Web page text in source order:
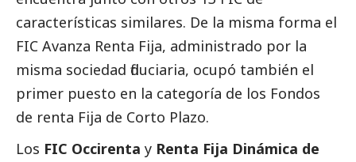
características similares. De la misma forma el
FIC Avanza Renta Fija, administrado por la
misma sociedad fiduciaria, ocupó también el
primer puesto en la categoría de los Fondos
de renta Fija de Corto Plazo.
Los FIC Occirenta y Renta Fija Dinámica de